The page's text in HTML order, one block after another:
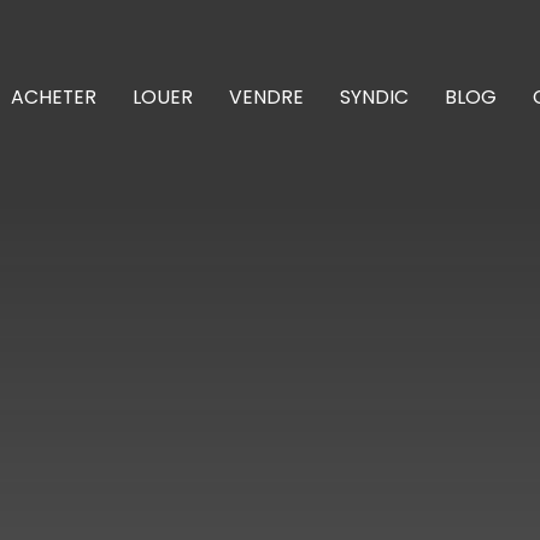
ACHETER LOUER VENDRE SYNDIC BLOG